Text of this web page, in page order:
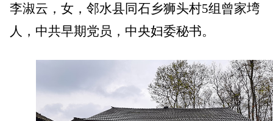
李淑云，女，邻水县同石乡狮头村5组曾家塆
人，中共早期党员，中央妇委秘书。